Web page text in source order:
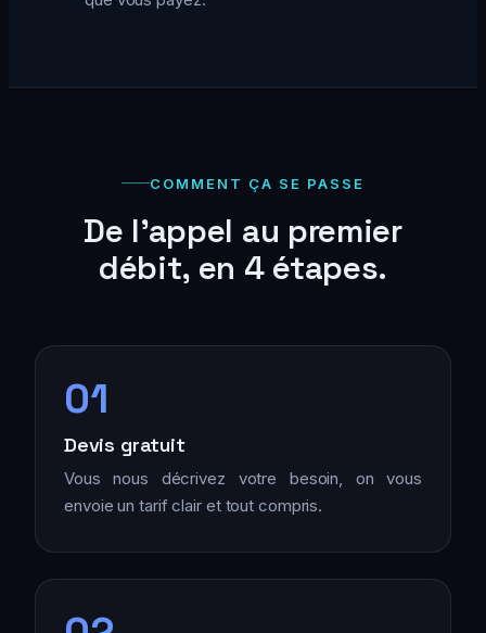
COMMENT ÇA SE PASSE
De l'appel au premier
débit, en 4 étapes.
01
Devis gratuit
Vous nous décrivez votre besoin, on vous
envoie un tarif clair et tout compris.